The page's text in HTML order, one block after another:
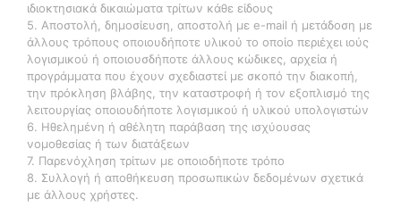
ιδιοκτησιακά δικαιώματα τρίτων κάθε είδους
5. Αποστολή, δημοσίευση, αποστολή με e-mail ή μετάδοση με
άλλους τρόπους οποιουδήποτε υλικού το οποίο περιέχει ιούς
λογισμικού ή οποιουσδήποτε άλλους κώδικες, αρχεία ή
προγράμματα που έχουν σχεδιαστεί με σκοπό την διακοπή,
την πρόκληση βλάβης, την καταστροφή ή τον εξοπλισμό της
λειτουργίας οποιουδήποτε λογισμικού ή υλικού υπολογιστών
6. Ηθελημένη ή αθέλητη παράβαση της ισχύουσας
νομοθεσίας ή των διατάξεων
7. Παρενόχληση τρίτων με οποιοδήποτε τρόπο
8. Συλλογή ή αποθήκευση προσωπικών δεδομένων σχετικά
με άλλους χρήστες.